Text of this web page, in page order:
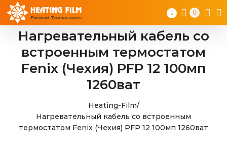
Skip
content
0
Нагревательный кабель со
встроенным термостатом
Fenix (Чехия) PFP 12 100мп
1260ват
Heating-Film/
Нагревательный кабель со встроенным
термостатом Fenix (Чехия) PFP 12 100мп 1260ват